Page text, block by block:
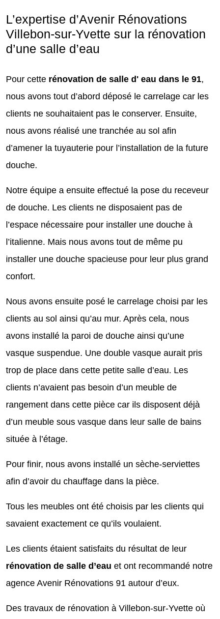
L’expertise d’Avenir Rénovations
Villebon-sur-Yvette sur la rénovation
d’une salle d’eau
Pour cette rénovation de salle d' eau dans le 91,
nous avons tout d’abord déposé le carrelage car les
clients ne souhaitaient pas le conserver. Ensuite,
nous avons réalisé une tranchée au sol afin
d’amener la tuyauterie pour l’installation de la future
douche.
Notre équipe a ensuite effectué la pose du receveur
de douche. Les clients ne disposaient pas de
l’espace nécessaire pour installer une douche à
l’italienne. Mais nous avons tout de même pu
installer une douche spacieuse pour leur plus grand
confort.
Nous avons ensuite posé le carrelage choisi par les
clients au sol ainsi qu’au mur. Après cela, nous
avons installé la paroi de douche ainsi qu’une
vasque suspendue. Une double vasque aurait pris
trop de place dans cette petite salle d’eau. Les
clients n’avaient pas besoin d’un meuble de
rangement dans cette pièce car ils disposent déjà
d’un meuble sous vasque dans leur salle de bains
située à l’étage.
Pour finir, nous avons installé un sèche-serviettes
afin d’avoir du chauffage dans la pièce.
Tous les meubles ont été choisis par les clients qui
savaient exactement ce qu’ils voulaient.
Les clients étaient satisfaits du résultat de leur
rénovation de salle d’eau et ont recommandé notre
agence Avenir Rénovations 91 autour d’eux.
Des travaux de rénovation à Villebon-sur-Yvette où